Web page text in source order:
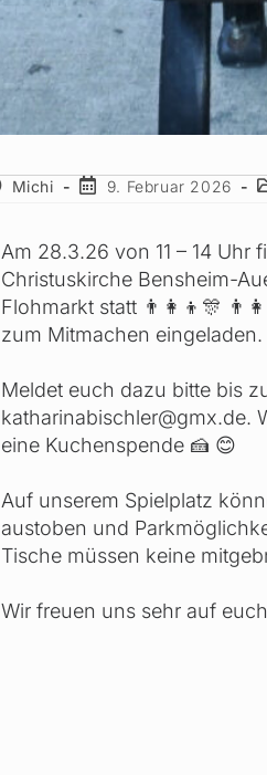
Michi 9. Februar 2026
Am 28.3.26 von 11 – 14 Uhr
Christuskirche Bensheim-
Flohmarkt statt 👨‍👩‍👦🎊
zum Mitmachen eingeladen.
Meldet euch dazu bitte bis
katharinabischler@gmx.de.
eine Kuchenspende 🍰 😊
Auf unserem Spielplatz
austoben und
Tische müssen keine
Wir freuen uns sehr auf